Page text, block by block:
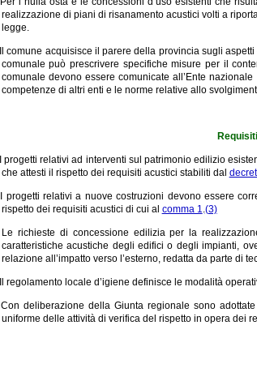
realizzazione di piani di risanamento acustici volti a
legge.
Il comune acquisisce il parere della provincia sugli
comunale può prescrivere specifiche misure per il
comunale devono essere comunicate all’Ente
competenze di altri enti e le norme relative allo
I progetti relativi ad interventi sul patrimonio edilizio
che attesti il rispetto dei requisiti acustici stabiliti dal
I progetti relativi a nuove costruzioni devono essere
rispetto dei requisiti acustici di cui al comma 1.(3)
Le richieste di concessione edilizia per la
caratteristiche acustiche degli edifici o degli impianti,
relazione all’impatto verso l’esterno, redatta da parte di
Il regolamento locale d’igiene definisce le modalità
Con deliberazione della Giunta regionale sono
uniforme delle attività di verifica del rispetto in opera dei